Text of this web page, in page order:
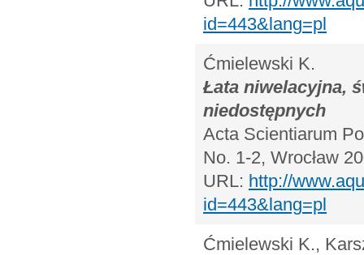
id=443&lang=pl
Ćmielewski K.
Łata niwelacyjna,
niedostępnych
Acta Scientiarum
No. 1-2, Wrocław
URL: http://
id=443&lang=pl
Ćmielewski K.,